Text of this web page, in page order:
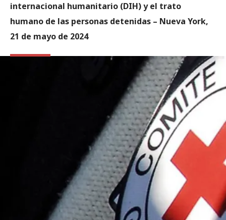
internacional humanitario (DIH) y el trato
humano de las personas detenidas – Nueva York,
21 de mayo de 2024